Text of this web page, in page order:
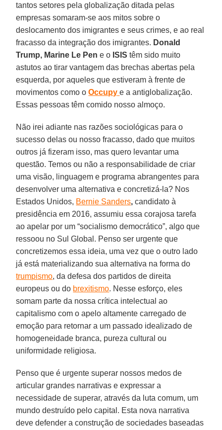
tantos setores pela globalização ditada pelas
empresas somaram-se aos mitos sobre o
deslocamento dos imigrantes e seus crimes, e ao real
fracasso da integração dos imigrantes. Donald
Trump, Marine Le Pen e o ISIS têm sido muito
astutos ao tirar vantagem das brechas abertas pela
esquerda, por aqueles que estiveram à frente de
movimentos como oOccupy e a antiglobalização.
Essas pessoas têm comido nosso almoço.
Não irei adiante nas razões sociológicas para o
sucesso delas ou nosso fracasso, dado que muitos
outros já fizeram isso, mas quero levantar uma
questão. Temos ou não a responsabilidade de criar
uma visão, linguagem e programa abrangentes para
desenvolver uma alternativa e concretizá-la? Nos
Estados Unidos, Bernie Sanders, candidato à
presidência em 2016, assumiu essa corajosa tarefa
ao apelar por um “socialismo democrático”, algo que
ressoou no Sul Global. Penso ser urgente que
concretizemos essa ideia, uma vez que o outro lado
já está materializando sua alternativa na forma do
trumpismo, da defesa dos partidos de direita
europeus ou do brexitismo. Nesse esforço, eles
somam parte da nossa crítica intelectual ao
capitalismo com o apelo altamente carregado de
emoção para retornar a um passado idealizado de
homogeneidade branca, pureza cultural ou
uniformidade religiosa.
Penso que é urgente superar nossos medos de
articular grandes narrativas e expressar a
necessidade de superar, através da luta comum, um
mundo destruído pelo capital. Esta nova narrativa
deve defender a construção de sociedades baseadas